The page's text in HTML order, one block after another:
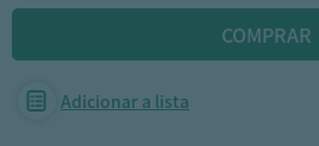
Adicionar a lista